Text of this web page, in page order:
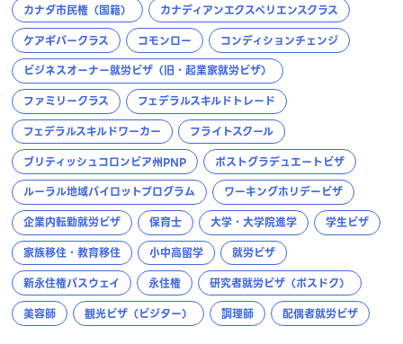
カナダ市民権（国籍）
カナディアンエクスペリエンスクラス
ケアギバークラス
コモンロー
コンディションチェンジ
ビジネスオーナー就労ビザ（旧・起業家就労ビザ）
ファミリークラス
フェデラルスキルドトレード
フェデラルスキルドワーカー
フライトスクール
ブリティッシュコロンビア州PNP
ポストグラデュエートビザ
ルーラル地域パイロットプログラム
ワーキングホリデービザ
企業内転勤就労ビザ
保育士 大学・大学院進学
学生ビザ
家族移住・教育移住
小中高留学
就労ビザ
新永住権パスウェイ
永住権
研究者就労ビザ（ポスドク）
美容師
観光ビザ（ビジター） 調理師 配偶者就労ビザ